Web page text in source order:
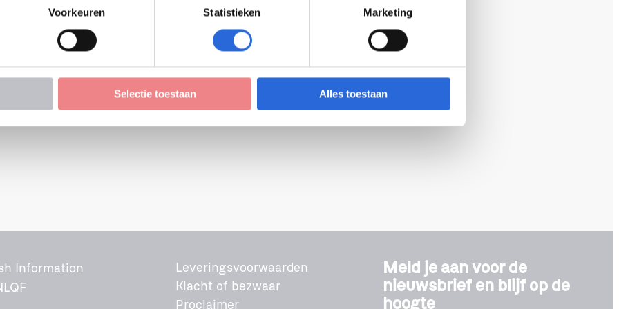
Voorkeuren Statistieken Marketing
Selectie toestaan Alles toestaan
Information
Leveringsvoorwaarden
Klacht of bezwaar
Proclaimer
Meld je aan voor de
nieuwsbrief en blijf op de
hoogte